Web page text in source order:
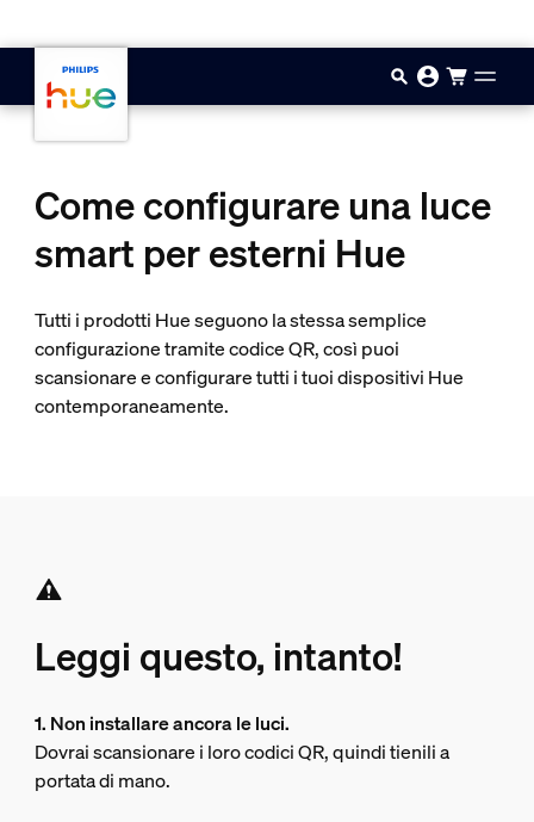
Come configurare una luce
smart per esterni Hue
Tutti i prodotti Hue seguono la stessa semplice
configurazione tramite codice QR, così puoi
scansionare e configurare tutti i tuoi dispositivi Hue
contemporaneamente.
Leggi questo, intanto!
1. Non installare ancora le luci.
Dovrai scansionare i loro codici QR, quindi tienili a
portata di mano.